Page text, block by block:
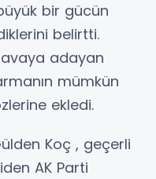
bir gücün
belirtti.
adayan
mümkün
ekledi.
Koç , geçerli
AK Parti